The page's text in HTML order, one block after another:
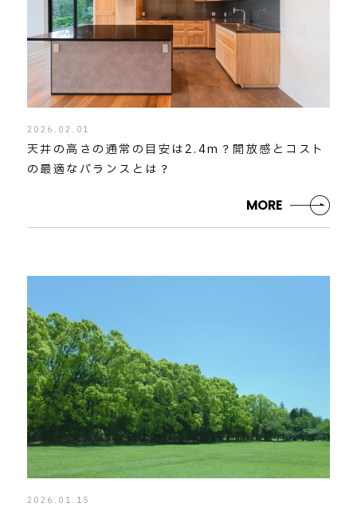
2026.02.01
天井の高さの通常の目安は2.4m？開放感とコスト
の最適なバランスとは？
MORE
2026.01.15